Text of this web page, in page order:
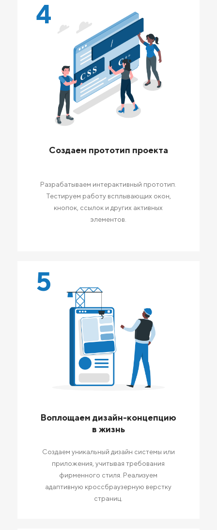
4
Создаем прототип проекта
Разрабатываем интерактивный прототип.
Тестируем работу всплывающих окон,
кнопок, ссылок и других активных
элементов.
5
Воплощаем дизайн-концепцию
в жизнь
Создаем уникальный дизайн системы или
приложения, учитывая требования
фирменного стиля. Реализуем
адаптивную кроссбраузерную верстку
страниц.